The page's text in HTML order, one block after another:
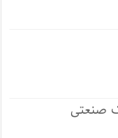
صنعتی